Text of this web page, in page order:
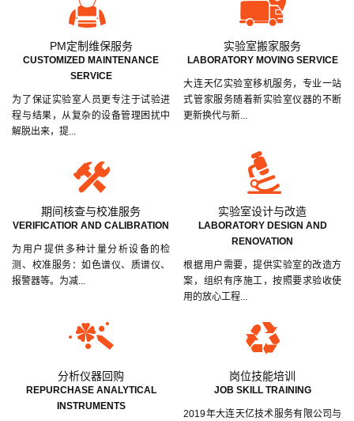
PM定制维保服务
CUSTOMIZED MAINTENANCE
SERVICE
为了保证实验室人员更专注于试验进
程与结果，从复杂的设备管理困扰中
解脱出来，提...
实验室搬家服务
LABORATORY MOVING SERVICE
大连天亿实验室移机服务，专业一站
式管家服务随着新实验室仪器的不断
更新换代与新...
期间核查与校准服务
VERIFICATIOR AND CALIBRATION
为用户提供多种计量分析设备的检
测、校准服务：如色谱仪、质谱仪、
报警器等。为减...
实验室设计与改造
LABORATORY DESIGN AND
RENOVATION
根据用户需要，提供实验室的改造方
案，组织有序施工，按照要求验收使
用的放心工程...
分析仪器回购
REPURCHASE ANALYTICAL
INSTRUMENTS
岗位技能培训
JOB SKILL TRAINING
2019年大连天亿技术服务有限公司与